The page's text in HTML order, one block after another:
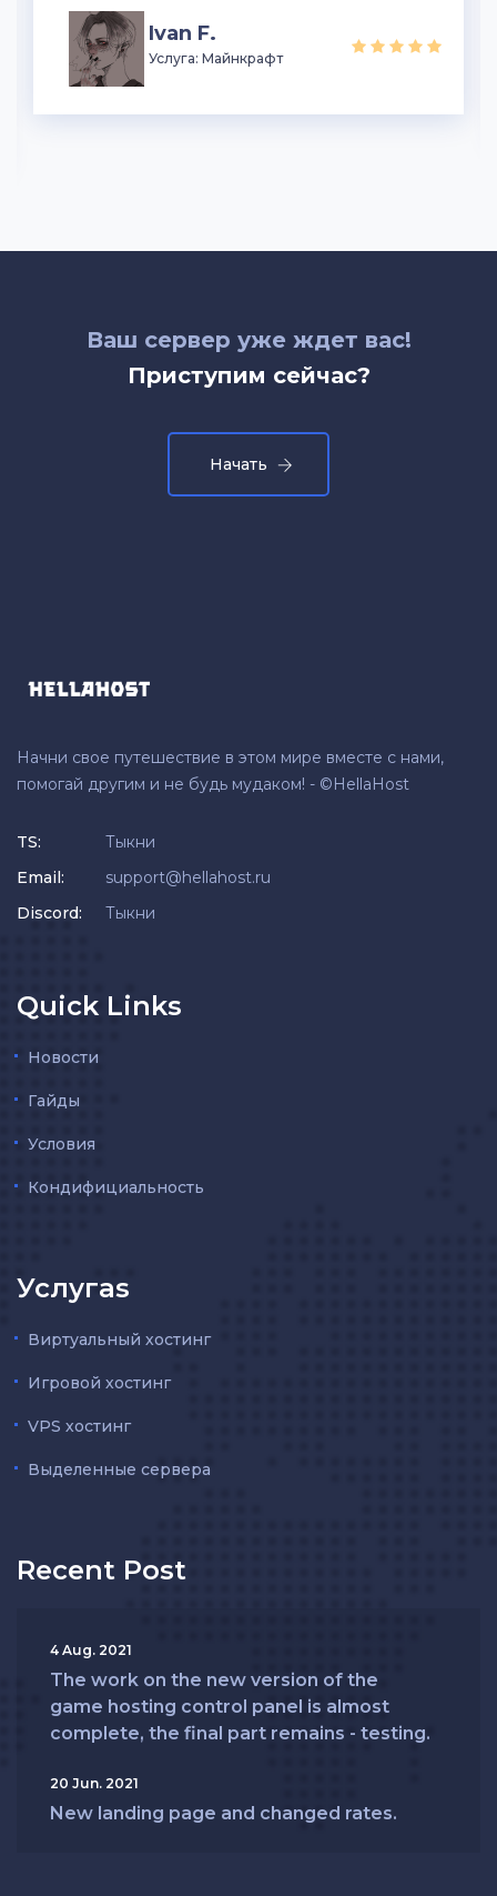
Ivan F.
Услуга: Майнкрафт
Ваш сервер уже ждет вас!
Приступим сейчас?
Начать
Начни свое путешествие в этом мире вместе с нами,
помогай другим и не будь мудаком! - ©HellaHost
TS:
Тыкни
Email:
support@hellahost.ru
Discord:
Тыкни
Quick Links
Новости
Гайды
Условия
Кондифициальность
Услугаs
Виртуальный хостинг
Игровой хостинг
VPS хостинг
Выделенные сервера
Recent Post
4 Aug. 2021
The work on the new version of the
game hosting control panel is almost
complete, the final part remains - testing.
20 Jun. 2021
New landing page and changed rates.